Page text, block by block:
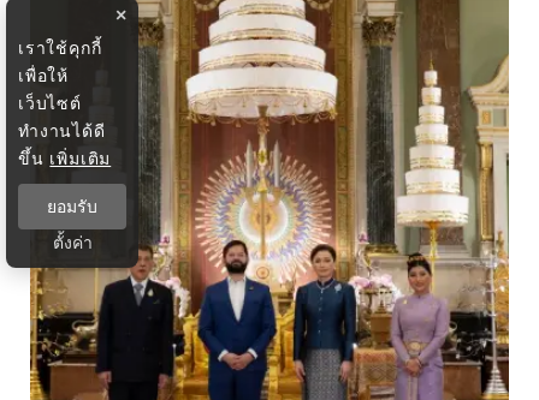
×
เราใช้คุกกี้
เพื่อให้
เว็บไซต์
ทำงานได้ดี
ขึ้น เพิ่มเติม
ยอมรับ
ตั้งค่า